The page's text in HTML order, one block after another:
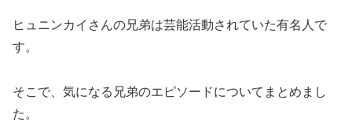
ヒュニンカイさんの兄弟は芸能活動されていた有名人で
す。
そこで、気になる兄弟のエピソードについてまとめまし
た。